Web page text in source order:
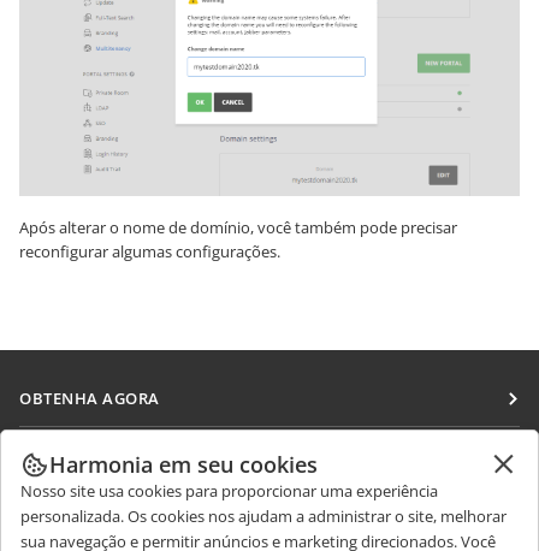
Após alterar o nome de domínio, você também pode precisar
reconfigurar algumas configurações.
OBTENHA AGORA
Docs
DocSpace
Workspace
COLABORAR
Para colaboradores
Para tradutores
RECEBA NOTÍCIAS
Harmonia em seu cookies
Nosso site usa cookies para proporcionar uma experiência
personalizada. Os cookies nos ajudam a administrar o site, melhorar
sua navegação e permitir anúncios e marketing direcionados. Você